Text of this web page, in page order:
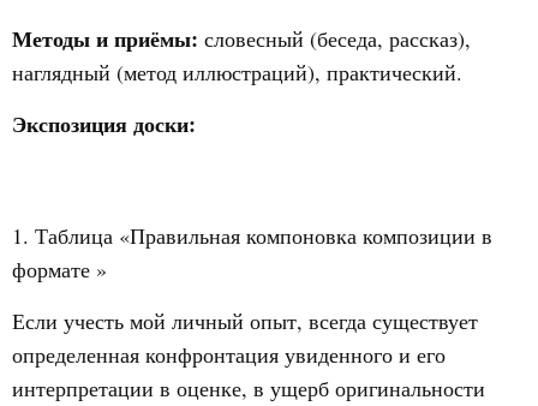
Методы и приёмы: словесный (беседа, рассказ),
наглядный (метод иллюстраций), практический.
Экспозиция доски:
1. Таблица «Правильная компоновка композиции в
формате »
Если учесть мой личный опыт, всегда существует
определенная конфронтация увиденного и его
интерпретации в оценке, в ущерб оригинальности